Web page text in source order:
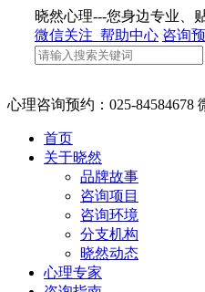
晓然心理---您身边专业、
微信关注 帮助中心 咨询
心理咨询预约：025-84584678
首页
关于晓然
品牌故事
咨询项目
咨询环境
分支机构
晓然动态
心理专家